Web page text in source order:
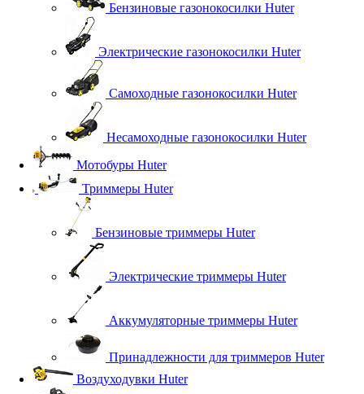
Бензиновые газонокосилки Huter
Электрические газонокосилки Huter
Самоходные газонокосилки Huter
Несамоходные газонокосилки Huter
Мотобуры Huter
Триммеры Huter
Бензиновые триммеры Huter
Электрические триммеры Huter
Аккумуляторные триммеры Huter
Принадлежности для триммеров Huter
Воздуходувки Huter